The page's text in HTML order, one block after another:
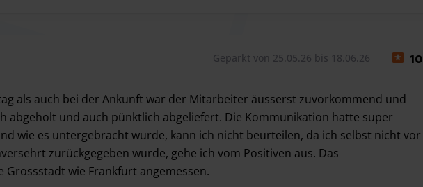
Geparkt von 25.05.26 bis 18.06.26 10
als auch bei der Ankunft war der Mitarbeiter äusserst zuvorkommend und
abgeholt und auch pünktlich abgeliefert. Die Kommunikation hatte super
wie es untergebracht wurde, kann ich nicht beurteilen, da ich selbst nicht vor
zurückgegeben wurde, gehe ich vom Positiven aus. Das
wie Frankfurt angemessen.